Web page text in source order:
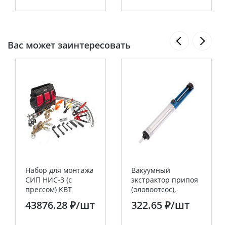
Вас может заинтересовать
Набор для монтажа
СИП НИС-3 (с
прессом) КВТ
43876.28 ₽/шт
Вакуумный
экстрактор припоя
(оловоотсос),
металл/пластик
REXANT
322.65 ₽/шт